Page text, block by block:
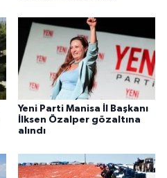
Yeni Parti Manisa İl Başkanı
İlksen Özalper gözaltına
alındı